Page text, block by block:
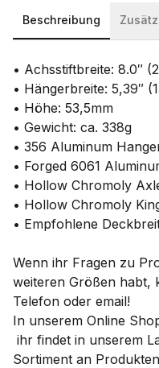
Beschreibung
• Achsstiftbreite: 8.0″
• Hängerbreite: 5,39″
• Höhe: 53,5mm
• Gewicht: ca. 338g
• 356 Aluminum
• Forged 6061
• Hollow Chromoly
• Hollow Chromoly
• Empfohlene
Wenn ihr Fragen zu
weiteren Größen habt,
Telefon oder email!
In unserem Online
ihr findet in unserem
Sortiment an